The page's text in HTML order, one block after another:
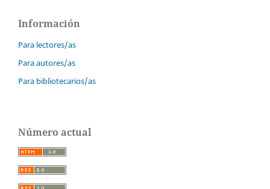
Información
Para lectores/as
Para autores/as
Para bibliotecarios/as
Número actual